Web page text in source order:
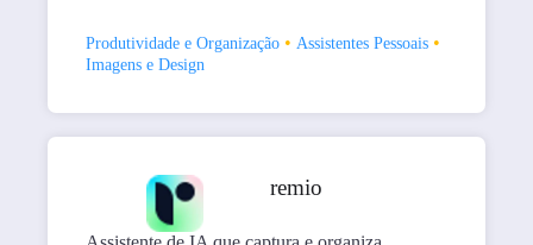
Produtividade e Organização • Assistentes Pessoais •
Imagens e Design
remio